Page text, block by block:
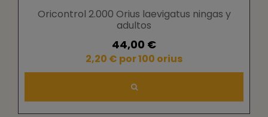
Oricontrol 2.000 Orius laevigatus ningas y
adultos
44,00 €
2,20 € por 100 orius